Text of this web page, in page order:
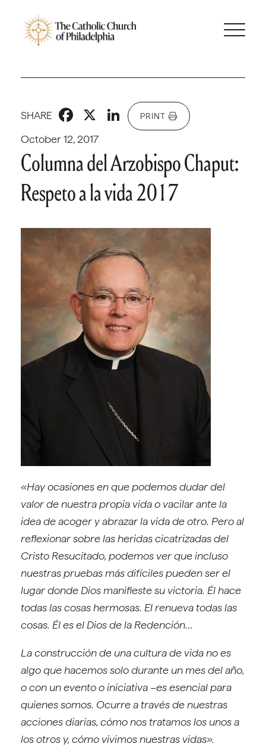
October 12, 2017
SHARE Facebook
X LinkedIn
PRINT
Columna del Arzobispo Chaput:
Respeto a la vida 2017
«Hay ocasiones en que podemos dudar del
valor de nuestra propia vida o vacilar ante la
idea de acoger y abrazar la vida de otro. Pero al
reflexionar sobre las heridas cicatrizadas del
Cristo Resucitado, podemos ver que incluso
nuestras pruebas más difíciles pueden ser el
lugar donde Dios manifieste su victoria. Él hace
todas las cosas hermosas. El renueva todas las
cosas. Él es el Dios de la Redención…
La construcción de una cultura de vida no es
algo que hacemos solo durante un mes del año,
o con un evento o iniciativa –es esencial para
quienes somos. Ocurre a través de nuestras
acciones diarias, cómo nos tratamos los unos a
los otros y, cómo vivimos nuestras vidas».